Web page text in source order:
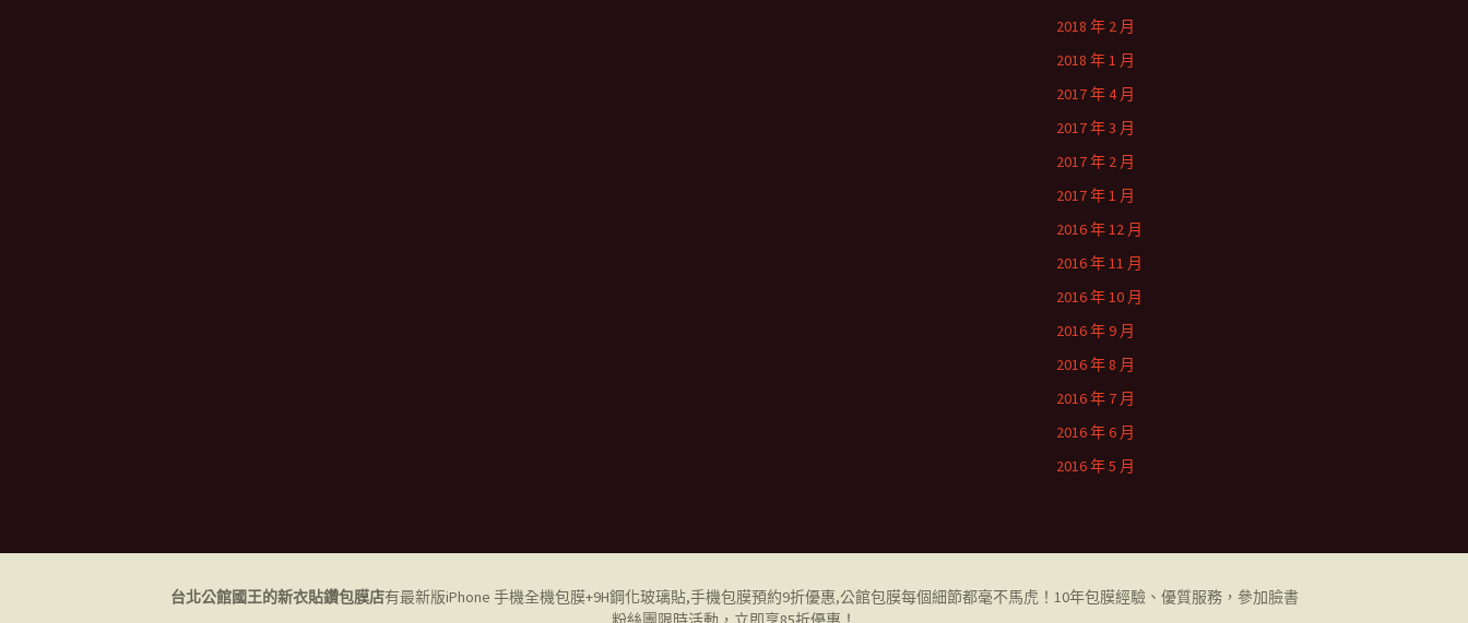
2018 年 2 月
2018 年 1 月
2017 年 4 月
2017 年 3 月
2017 年 2 月
2017 年 1 月
2016 年 12 月
2016 年 11 月
2016 年 10 月
2016 年 9 月
2016 年 8 月
2016 年 7 月
2016 年 6 月
2016 年 5 月
台北公館國王的新衣貼鑽包膜店有最新版iPhone 手機全機包膜+9H鋼化玻璃貼,手機包膜預約9折優惠,公館包膜每個細節都毫不馬虎！10年包膜經驗、優質服務，參加臉書